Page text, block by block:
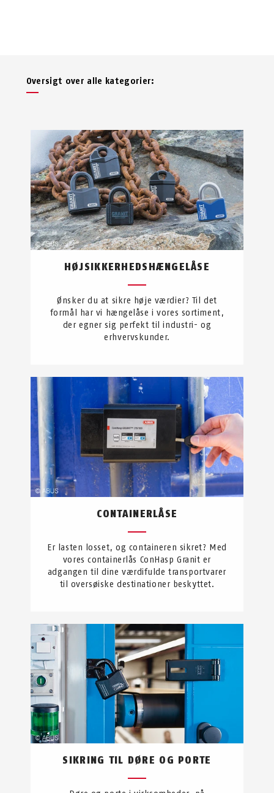
Oversigt over alle kategorier:
HØJSIKKERHEDSHÆNGELÅSE
Ønsker du at sikre høje værdier? Til det
formål har vi hængelåse i vores sortiment,
der egner sig perfekt til industri- og
erhvervskunder.
CONTAINERLÅSE
Er lasten losset, og containeren sikret? Med
vores containerlås ConHasp Granit er
adgangen til dine værdifulde transportvarer
til oversøiske destinationer beskyttet.
SIKRING TIL DØRE OG PORTE